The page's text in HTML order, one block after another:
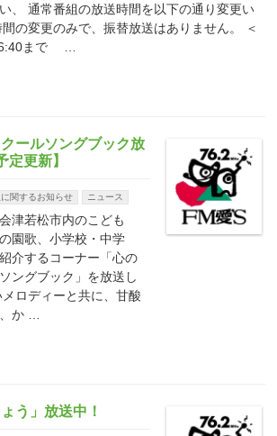
、 通常番組の放送時間を以下の通り変更い
の変更のみで、振替放送はありません。 ＜
まで …
ールソングブック放
定更新】
関するお知らせ ニュース
津若松市内のこども
園歌、小学校・中学
介するコーナー「心の
ングブック」を放送し
ロディーと共に、甘酸
か …
う」放送中！